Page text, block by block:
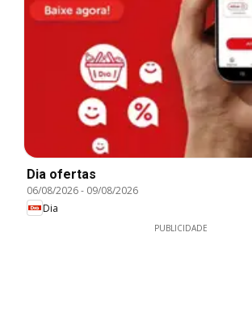
Dia ofertas
06/08/2026- 09/08/2026
Dia
PUBLICIDADE